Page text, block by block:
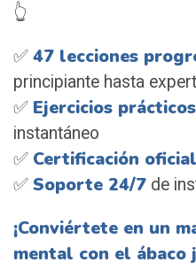
👆
✅ 47 lecciones
principiante hasta
✅ Ejercicios prácticos
instantáneo
✅ Certificación oficial
✅ Soporte 24/7 de
¡Conviértete en un
mental con el ábaco